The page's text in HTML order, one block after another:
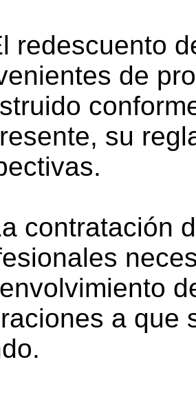
redescuento
de
su
contratación
a que